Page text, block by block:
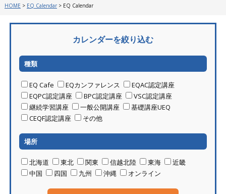
HOME > EQ Calendar> EQ Calendar
カレンダーを絞り込む
種類
EQ Cafe EQカンファレンス
EQAC認定講座
EQPC認定講座
BPC認定講座
VSC認定講座
継続学習講座
一般公開講座
基礎講座UEQ
CEQF認定講座
その他
場所
北海道 東北 関東 信越北陸 東海
近畿
中国
四国 九州 沖縄 オンライン